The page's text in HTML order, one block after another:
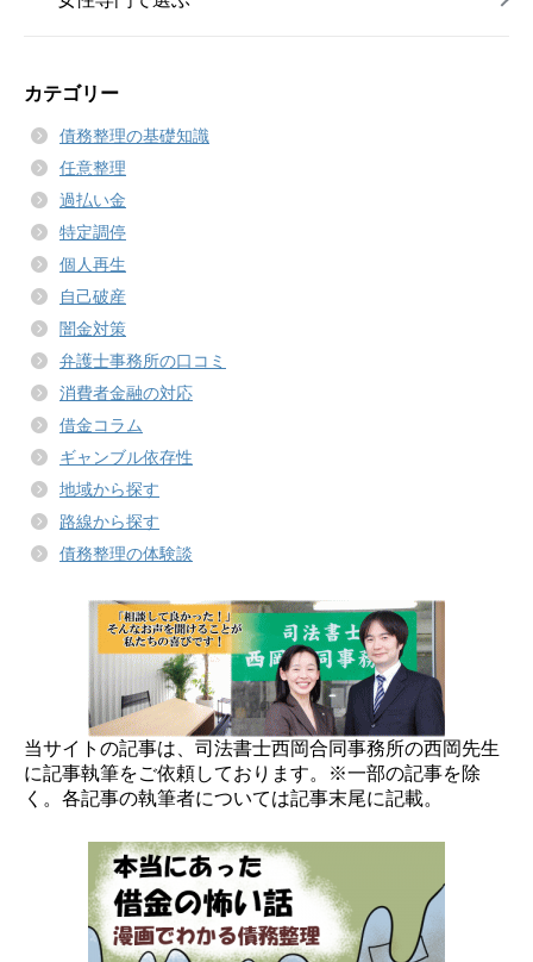
カテゴリー
債務整理の基礎知識
任意整理
過払い金
特定調停
個人再生
自己破産
闇金対策
弁護士事務所の口コミ
消費者金融の対応
借金コラム
ギャンブル依存性
地域から探す
路線から探す
債務整理の体験談
当サイトの記事は、司法書士西岡合同事務所の西岡先生
に記事執筆をご依頼しております。※一部の記事を除
く。各記事の執筆者については記事末尾に記載。